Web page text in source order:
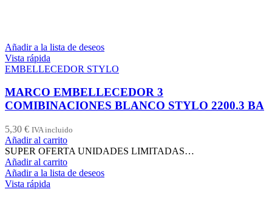
Añadir a la lista de deseos
Vista rápida
EMBELLECEDOR STYLO
MARCO EMBELLECEDOR 3
COMIBINACIONES BLANCO STYLO 2200.3 BA
5,30 € IVA incluido
Añadir al carrito
SUPER OFERTA UNIDADES LIMITADAS…
Añadir al carrito
Añadir a la lista de deseos
Vista rápida